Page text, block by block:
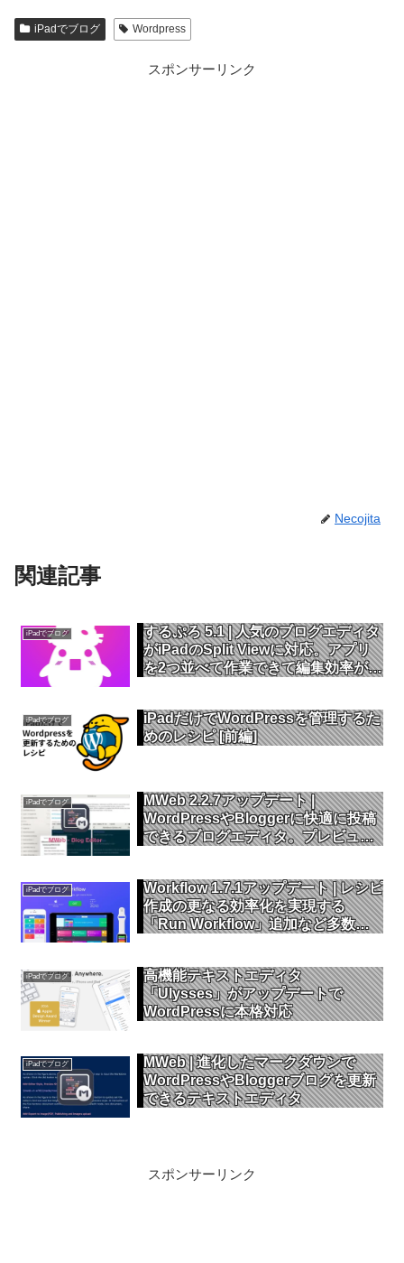
iPadでブログ Wordpress
スポンサーリンク
Necojita
関連記事
iPadでブログ
するぷろ 5.1 | 人気のブログエディタ
がiPadのSplit Viewに対応。アプリ
を2つ並べて作業できて編集効率が大
iPadでブログ
iPadだけでWordPressを管理するた
めのレシピ [前編]
iPadでブログ
MWeb 2.2.7アップデート |
WordPressやBloggerに快適に投稿
できるブログエディタ。プレビュー
iPadでブログ
Workflow 1.7.1アップデート | レシピ
作成の更なる効率化を実現する
「Run Workflow」追加など多数の
iPadでブログ
高機能テキストエディタ
「Ulysses」がアップデートで
WordPressに本格対応
iPadでブログ
MWeb | 進化したマークダウンで
WordPressやBloggerブログを更新
できるテキストエディタ
スポンサーリンク